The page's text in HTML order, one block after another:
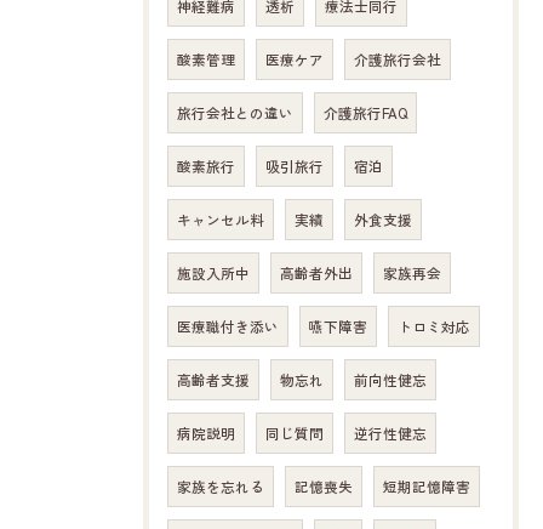
神経難病 透析 療法士同行
酸素管理 医療ケア 介護旅行会社
旅行会社との違い 介護旅行FAQ
酸素旅行 吸引旅行 宿泊
キャンセル料 実績 外食支援
施設入所中 高齢者外出 家族再会
医療職付き添い 嚥下障害 トロミ対応
高齢者支援 物忘れ 前向性健忘
病院説明 同じ質問 逆行性健忘
家族を忘れる 記憶喪失 短期記憶障害